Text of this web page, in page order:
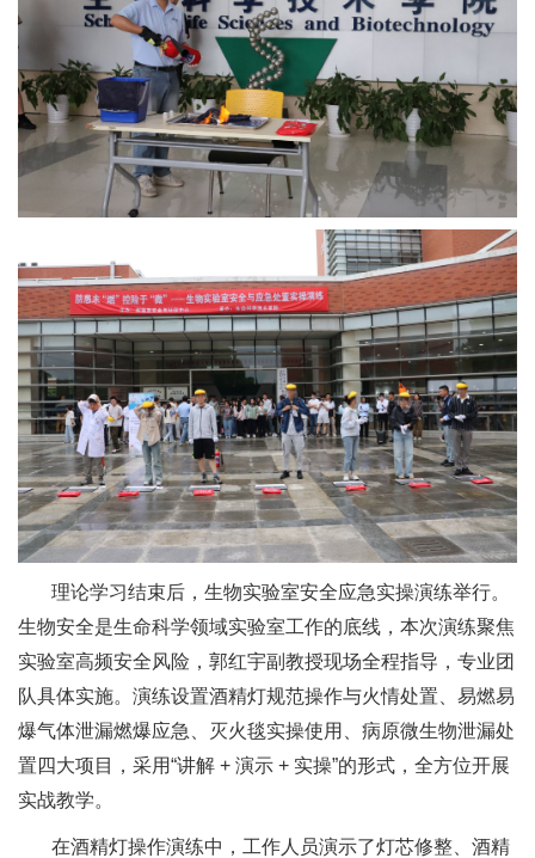
理论学习结束后，生物实验室安全应急实操演练举行。
生物安全是生命科学领域实验室工作的底线，本次演练聚焦
实验室高频安全风险，郭红宇副教授现场全程指导，专业团
队具体实施。演练设置酒精灯规范操作与火情处置、易燃易
爆气体泄漏燃爆应急、灭火毯实操使用、病原微生物泄漏处
置四大项目，采用“讲解 + 演示 + 实操”的形式，全方位开展
实战教学。
在酒精灯操作演练中，工作人员演示了灯芯修整、酒精